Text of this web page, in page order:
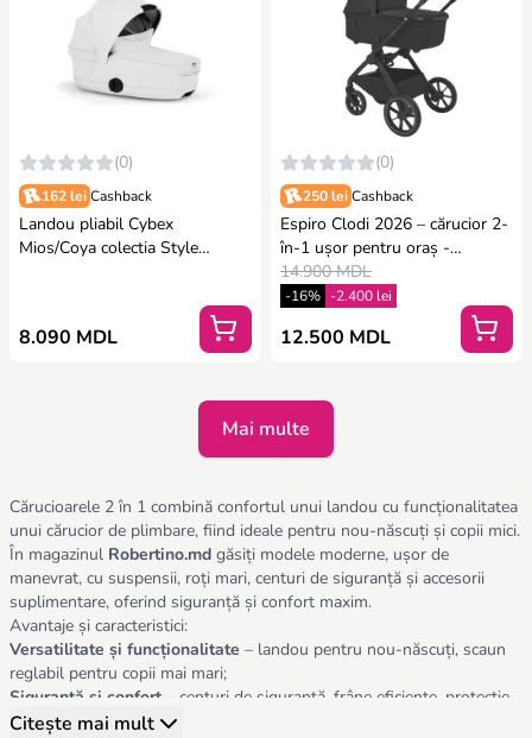
(0)
162 lei Cashback
Landou pliabil Cybex
Mios/Coya colectia Style
8.090 MDL
(0)
250 lei Cashback
Espiro Clodi 2026 – cărucior 2-
în-1 ușor pentru oraș -
TRENDY BLACK
14.900 MDL
-16% -2.400 lei
12.500 MDL
Mai multe
Cărucioarele 2 în 1 combină confortul unui landou cu funcționalitatea
unui cărucior de plimbare, fiind ideale pentru nou-născuți și copii mici.
În magazinul Robertino.md găsiți modele moderne, ușor de
manevrat, cu suspensii, roți mari, centuri de siguranță și accesorii
suplimentare, oferind siguranță și confort maxim.
Avantaje și caracteristici:
Versatilitate și funcționalitate – landou pentru nou-născuți, scaun
reglabil pentru copii mai mari;
Siguranță și confort – centuri de siguranță, frâne eficiente, protecție
împotriva intemperiilor;
Citește mai mult